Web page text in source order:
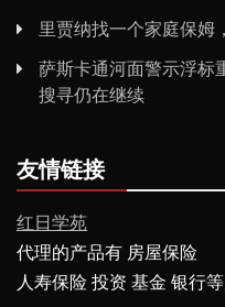
里贾纳找一个家庭保姆
萨斯卡通河面警示浮
搜寻仍在继续
友情链接
红日学苑
代理的产品有 房屋保险
人寿保险 投资 基金 银行